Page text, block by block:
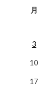
月
3
10
17